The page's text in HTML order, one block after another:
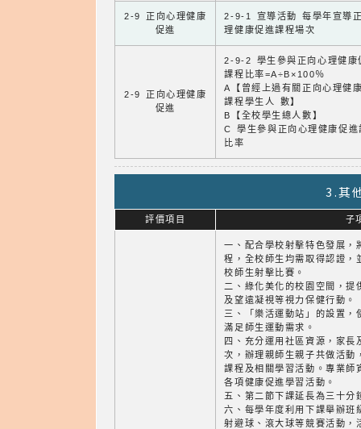
2-9 正向心理健康
促進
2-9-1 宣導活動 每學年宣導
理健康促進課程場次
2-9 正向心理健康
促進
2-9-2 學生參與正向心理健康
課程比率=A÷B×100％
A【曾經上過有關正向心理健
課程學生人 數】
B【全校學生總人數】
C 學生參與正向心理健康促進
比率
3.其
評價項目 子
一、配合學校射擊特色發展，
程，全校師生均需取得認證，
校師生射擊比賽。
二、綠化美化的校園空間，提
及望遠凝視等視力保健行動。
三、「樂活運動站」的設置，
滿足師生運動需求。
四、充分運用社區資源，家
次，辦理親師生親子共做活動
課程及相關學習活動。專業師
各項健康促進學習活動。
五、第二節下課延長為三十分
六、每學年度利用下課舉辦班
射避球、滾大球等競賽活動，